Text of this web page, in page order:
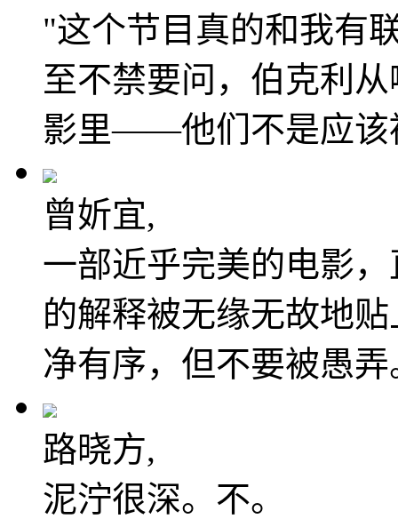
"这个节目真的和我有
至不禁要问，伯克利
影里——他们不是应该
曾妡宜,
一部近乎完美的电影
的解释被无缘无故地
净有序，但不要被愚
路晓方,
泥泞很深。不。